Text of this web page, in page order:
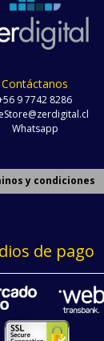
Contáctanos
9 7742 8286
Whatsapp
y condiciones
de pago